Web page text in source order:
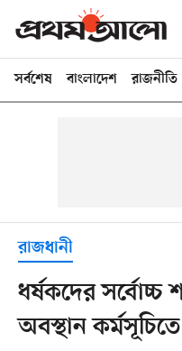
সর্বশেষ বাংলাদেশ রাজনীতি
রাজধানী
ধর্ষকদের সর্বোচ্চ
অবস্থান কর্মসূচিতে